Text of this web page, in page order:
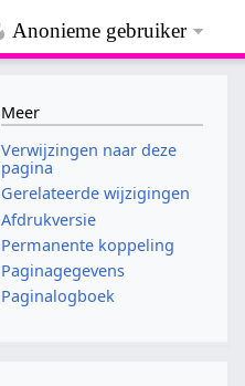
Anonieme gebruiker
Meer
Verwijzingen naar deze
pagina
Gerelateerde wijzigingen
Afdrukversie
Permanente koppeling
Paginagegevens
Paginalogboek